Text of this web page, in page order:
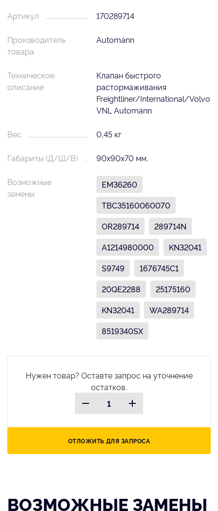
Артикул 170289714
Производитель
товара
Automann
Техническое
описание
Клапан быстрого
растормаживания
Freightliner/International/Volvo
VNL Automann
Вес 0,45 кг
Габариты (Д/Ш/В) 90х90х70 мм.
Возможные
замены
EM36260
TBC35160060070
OR289714
289714N
A1214980000
KN32041
S9749
1676745C1
20QE2288
25175160
KN32041
WA289714
8519340SX
Нужен товар? Оставте запрос на уточнение
остатков.
ОТЛОЖИТЬ ДЛЯ ЗАПРОСА
ВОЗМОЖНЫЕ ЗАМЕНЫ